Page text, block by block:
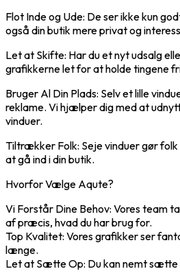
Flot Inde og Ude: De ser ikke kun
også din butik mere privat og
Let at Skifte: Har du et nyt udsalg
grafikkerne let for at holde tingene
Bruger Al Din Plads: Selv et lille
reklame. Vi hjælper dig med at
vinduer.
Tiltrækker Folk: Seje vinduer gør
at gå ind i din butik.
Hvorfor Vælge Aqute?
Vi Forstår Dine Behov: Vores team
af præcis, hvad du har brug for.
Top Kvalitet: Vores grafikker ser
længe.
Let at Sætte Op: Du kan nemt sætte